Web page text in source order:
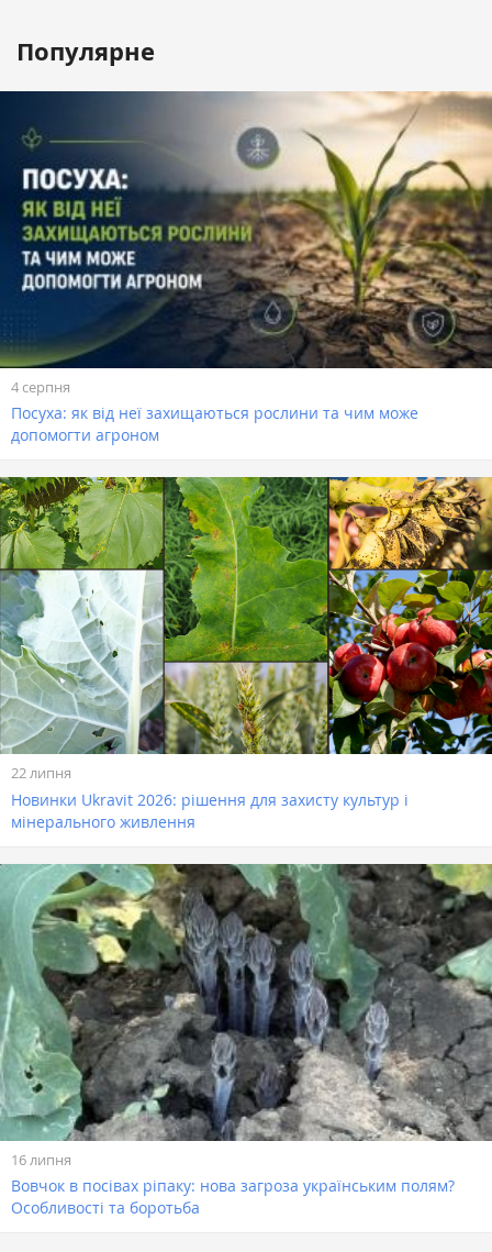
Популярне
4 серпня
Посуха: як від неї захищаються рослини та чим може
допомогти агроном
22 липня
Новинки Ukravit 2026: рішення для захисту культур і
мінерального живлення
16 липня
Вовчок в посівах ріпаку: нова загроза українським полям?
Особливості та боротьба